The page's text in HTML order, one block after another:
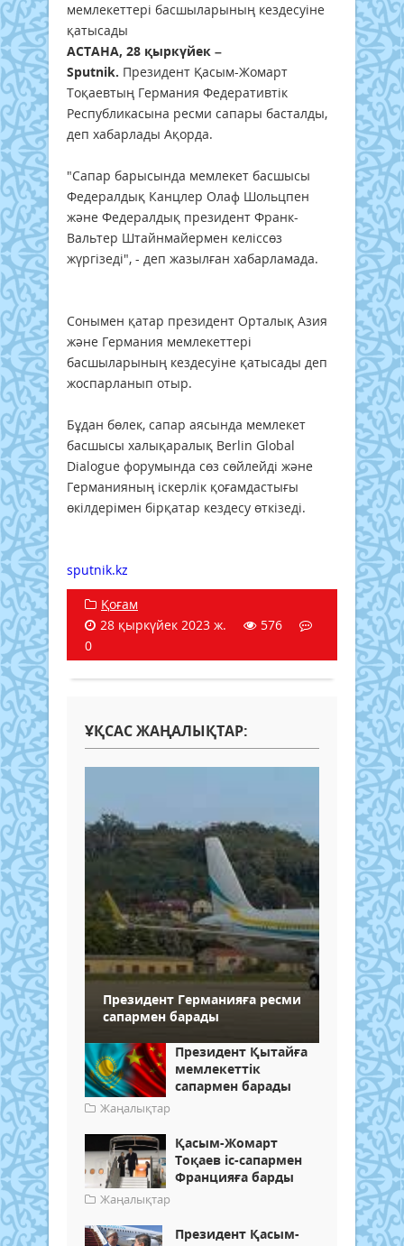
мемлекеттері басшыларының кездесуіне
қатысады
АСТАНА, 28 қыркүйек –
Sputnik. Президент Қасым-Жомарт
Тоқаевтың Германия Федеративтік
Республикасына ресми сапары басталды,
деп хабарлады Ақорда.
"Сапар барысында мемлекет басшысы
Федералдық Канцлер Олаф Шольцпен
және Федералдық президент Франк-
Вальтер Штайнмайермен келіссөз
жүргізеді", - деп жазылған хабарламада.
Сонымен қатар президент Орталық Азия
және Германия мемлекеттері
басшыларының кездесуіне қатысады деп
жоспарланып отыр.
Бұдан бөлек, сапар аясында мемлекет
басшысы халықаралық Berlin Global
Dialogue форумында сөз сөйлейді және
Германияның іскерлік қоғамдастығы
өкілдерімен бірқатар кездесу өткізеді.
sputnik.kz
Қоғам
28 қыркүйек 2023 ж.
576
0
ҰҚСАС ЖАҢАЛЫҚТАР:
Президент Германияға ресми
сапармен барады
Президент Қытайға
мемлекеттік
сапармен барады
Жаңалықтар
Қасым-Жомарт
Тоқаев іс-сапармен
Францияға барды
Жаңалықтар
Президент Қасым-